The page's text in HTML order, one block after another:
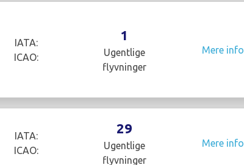
IATA:
ICAO:
1
Ugentlige
flyvninger
Mere info
IATA:
ICAO:
29
Ugentlige
flyvninger
Mere info